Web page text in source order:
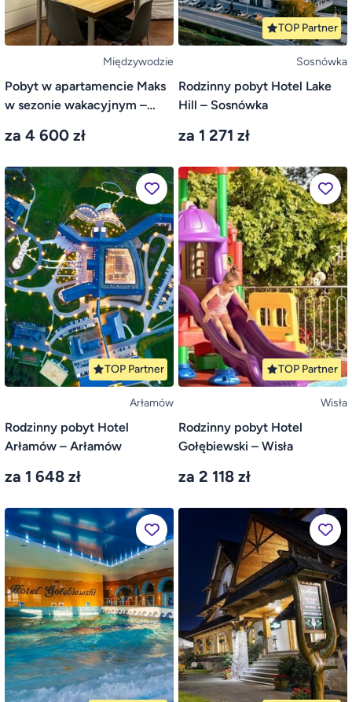
Międzywodzie
Pobyt w apartamencie Maks
w sezonie wakacyjnym –
za 4 600 zł
TOP Partner
Sosnówka
Rodzinny pobyt Hotel Lake
Hill – Sosnówka
za 1 271 zł
TOP Partner
Arłamów
Rodzinny pobyt Hotel
Arłamów – Arłamów
za 1 648 zł
TOP Partner
Wisła
Rodzinny pobyt Hotel
Gołębiewski – Wisła
za 2 118 zł